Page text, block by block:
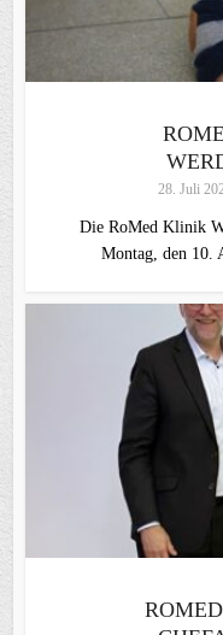
28. Juli
Die RoMed Klinik
Montag, den 10.